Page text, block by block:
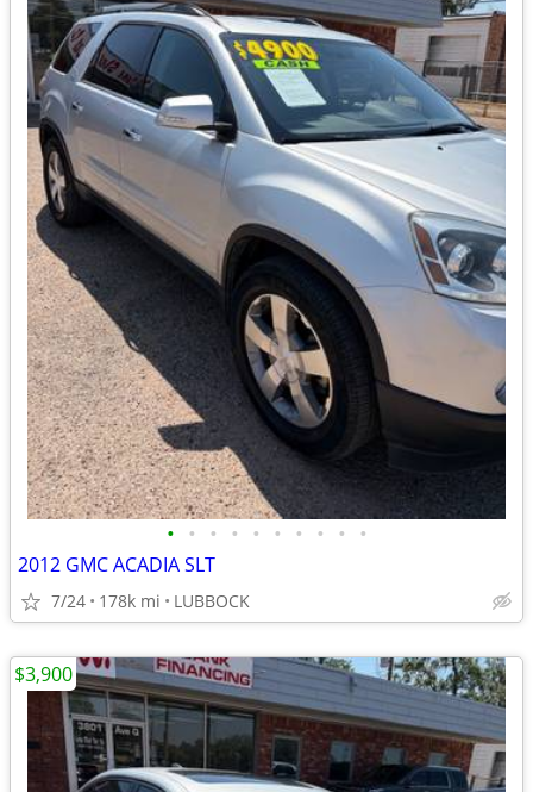
• • • • • • • • • •
2012 GMC ACADIA SLT
7/24 178k mi LUBBOCK
$3,900